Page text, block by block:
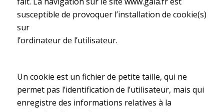
susceptible de provoquer l’installation de cookie(s)
sur
l’ordinateur de l’utilisateur.
Un cookie est un fichier de petite taille, qui ne
permet pas l’identification de l’utilisateur, mais qui
enregistre des informations relatives à la